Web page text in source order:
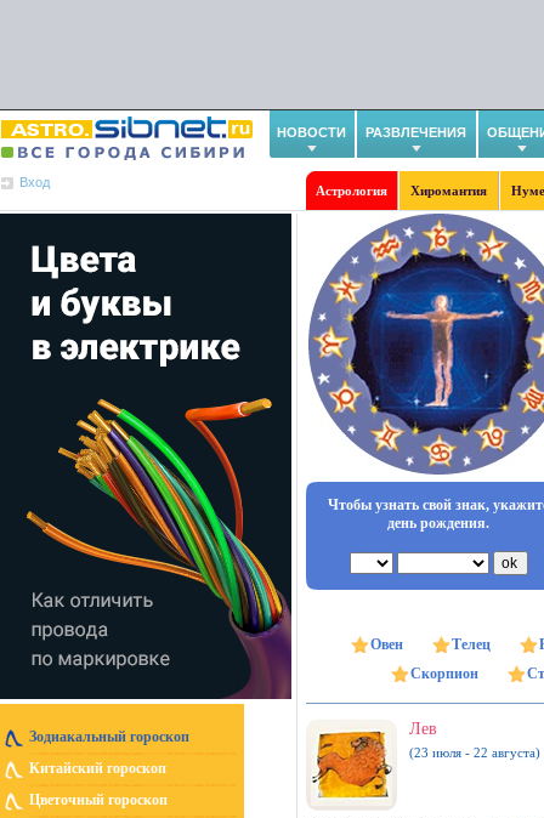
НОВОСТИ РАЗВЛЕЧЕНИЯ
Вход
Астрология Хиромантия
Зодиакальный гороскоп
Китайский гороскоп
Цветочный гороскоп
Чтобы узнать свой знак,
день рождения.
Овен Телец
Скорпион
Лев
(23 июля - 22 августа)